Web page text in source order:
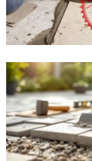
Dekorasyon,
kadrosuyla
seramik döşeme
ustası
Sayfaya Git